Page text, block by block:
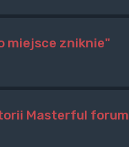
miejsce zniknie"
Masterful forum